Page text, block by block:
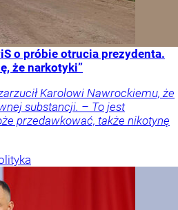
o próbie otrucia prezydenta.
że narkotyki”
Karolowi Nawrockiemu, że
substancji. – To jest
przedawkować, także nikotynę